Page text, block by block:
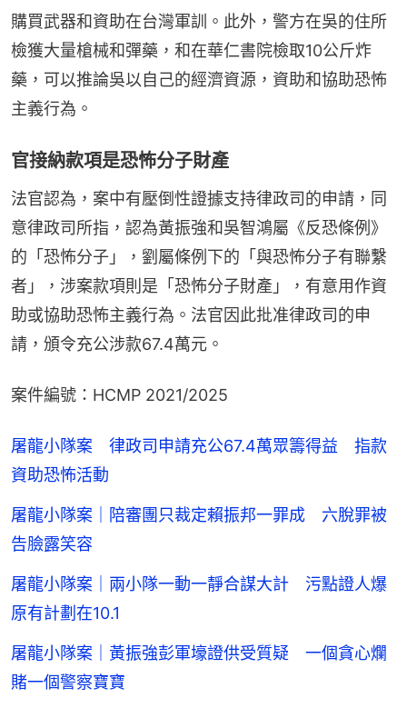
購買武器和資助在台灣軍訓。此外，警方在吳的住所
檢獲大量槍械和彈藥，和在華仁書院檢取10公斤炸
藥，可以推論吳以自己的經濟資源，資助和協助恐怖
主義行為。
官接納款項是恐怖分子財產
法官認為，案中有壓倒性證據支持律政司的申請，同
意律政司所指，認為黃振強和吳智鴻屬《反恐條例》
的「恐怖分子」，劉屬條例下的「與恐怖分子有聯繫
者」，涉案款項則是「恐怖分子財產」，有意用作資
助或協助恐怖主義行為。法官因此批准律政司的申
請，頒令充公涉款67.4萬元。
案件編號：HCMP 2021/2025
屠龍小隊案 律政司申請充公67.4萬眾籌得益 指款
資助恐怖活動
屠龍小隊案｜陪審團只裁定賴振邦一罪成 六脫罪被
告臉露笑容
屠龍小隊案｜兩小隊一動一靜合謀大計 污點證人爆
原有計劃在10.1
屠龍小隊案｜黃振強彭軍壕證供受質疑 一個貪心爛
賭一個警察寶寶